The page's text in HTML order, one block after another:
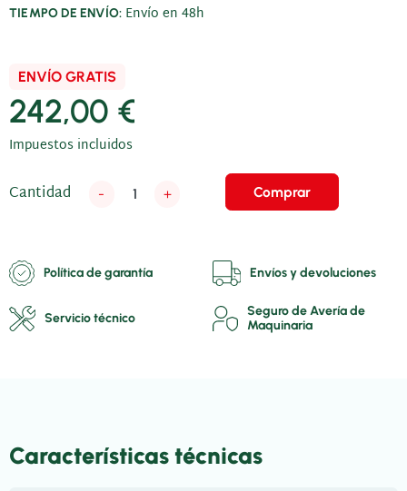
TIEMPO DE ENVÍO: Envío en 48h
ENVÍO GRATIS
242,00 €
Impuestos incluidos
Cantidad - + Comprar
Política de garantía Envíos y devoluciones
Servicio técnico
Seguro de Avería de
Maquinaria
Características técnicas